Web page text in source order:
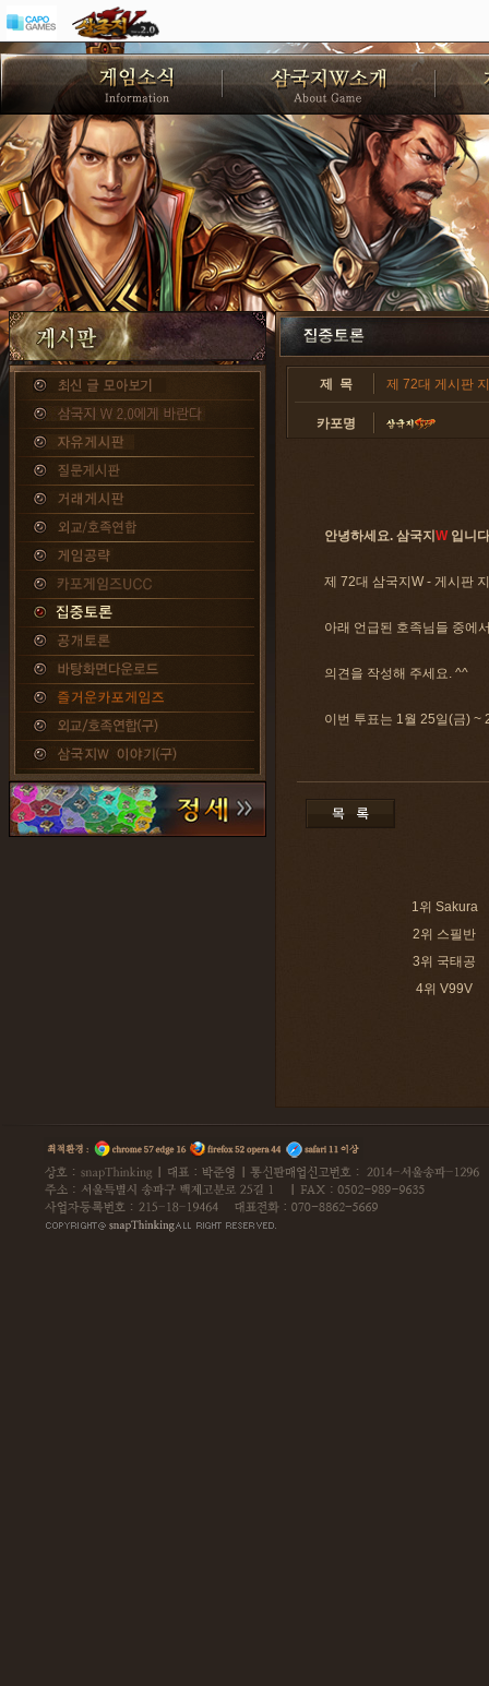
제 목 제 72대 게시판
카포명
안녕하세요. 삼국지 W입니
제 72대 삼국지W - 게시판
아래 언급된 호족님들 중에
의견을 작성해 주세요. ^^
이번 투표는 1월 25일(금) ~
1위 Sakura
2위 스필반
3위 국태공
4위 V99V